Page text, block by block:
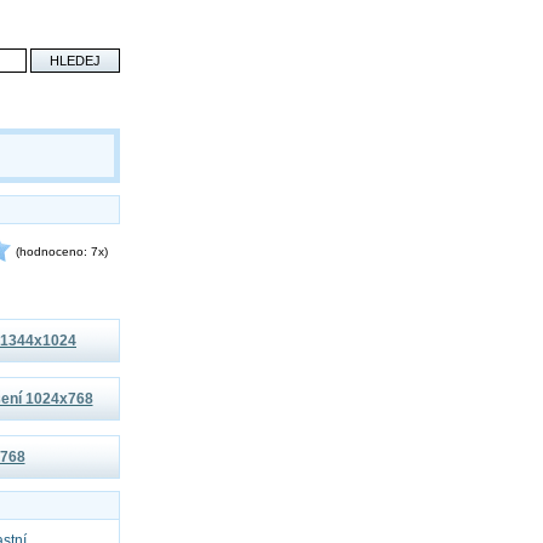
(hodnoceno: 7x)
1024x768